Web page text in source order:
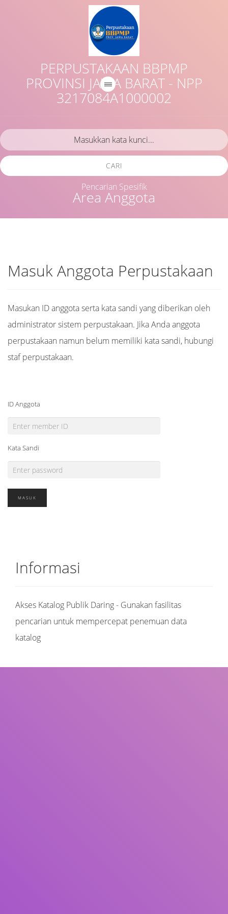
PERPUSTAKAAN BBPMP
PROVINSI JAWA BARAT - NPP
3217084A1000002
Area Anggota
CARI
Pencarian Spesifik
Masuk Anggota Perpustakaan
Masukan ID anggota serta kata sandi yang diberikan oleh
administrator sistem perpustakaan. Jika Anda anggota
perpustakaan namun belum memiliki kata sandi, hubungi
staf perpustakaan.
ID Anggota
Kata Sandi
Informasi
Akses Katalog Publik Daring - Gunakan fasilitas
pencarian untuk mempercepat penemuan data
katalog